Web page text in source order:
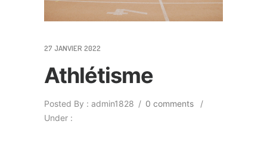
27 JANVIER 2022
Athlétisme
Posted By : admin1828 / 0 comments
/
Under :